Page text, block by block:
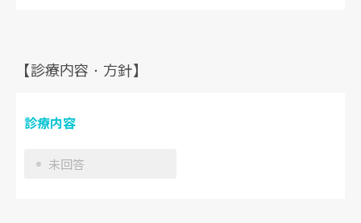
【診療内容・方針】
診療内容
未回答